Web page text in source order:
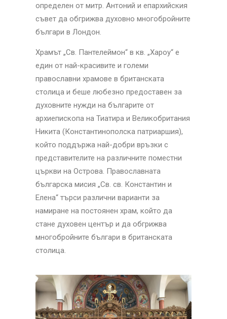
определен от митр. Антоний и епархийския
съвет да обгрижва духовно многобройните
българи в Лондон.
Храмът „Св. Пантелеймон“ в кв. „Хароу“ е
един от най-красивите и големи
православни храмове в британската
столица и беше любезно предоставен за
духовните нужди на българите от
архиепископа на Тиатира и Великобритания
Никита (Константинополска патриаршия),
който поддържа най-добри връзки с
представителите на различните поместни
църкви на Острова. Православната
българска мисия „Св. св. Константин и
Елена“ търси различни варианти за
намиране на постоянен храм, който да
стане духовен център и да обгрижва
многобройните българи в британската
столица.